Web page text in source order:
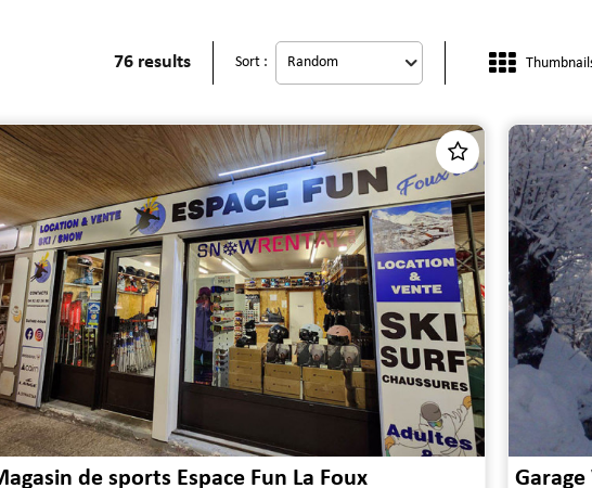
76 results Sort :
de sports Espace Fun La Foux